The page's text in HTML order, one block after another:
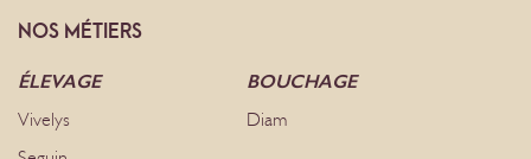
NOS MÉTIERS
ÉLEVAGE
Vivelys
BOUCHAGE
Diam